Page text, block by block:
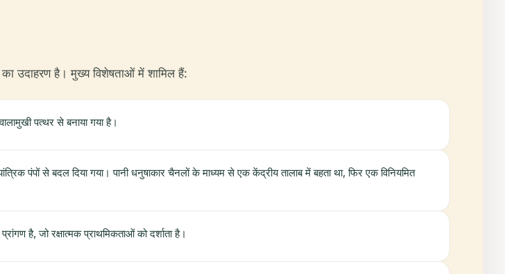
उदाहरण है। मुख्य विशेषताओं में शामिल हैं:
पत्थर से बनाया गया है।
पंपों से बदल दिया गया। पानी धनुषाकार चैनलों के माध्यम से एक केंद्रीय तालाब में बहता था, फिर एक विनियमित
है, जो रक्षात्मक प्राथमिकताओं को दर्शाता है।